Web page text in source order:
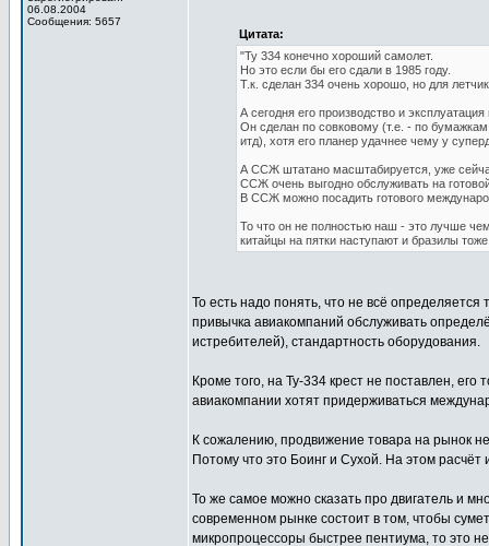
06.08.2004
Сообщения: 5657
Цитата:
"Ту 334 конечно хороший самолет.
Но это если бы его сдали в 1985 году.
Т.к. сделан 334 очень хорошо, но для
А сегодня его производство и
Он сделан по совковому (т.е. - по
итд), хотя его планер удачнее чему у
А ССЖ штатано масштабируется, уже
ССЖ очень выгодно обслуживать на
В ССЖ можно посадить готового
То что он не полностью наш - это лучше
китайцы на пятки наступают и бразилы
То есть надо понять, что не всё
привычка авиакомпаний обслуживать
истребителей), стандартность оборудования.
Кроме того, на Ту-334 крест не поставлен,
авиакомпании хотят придерживаться
К сожалению, продвижение товара на рынок
Потому что это Боинг и Сухой. На этом
То же самое можно сказать про двигатель и
современном рынке состоит в том, чтобы
микропроцессоры быстрее пентиума, то это